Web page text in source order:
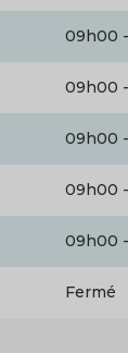
09h00
09h00
09h00
09h00
09h00
Fermé